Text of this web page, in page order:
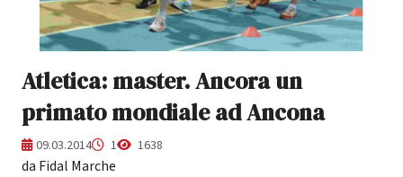
Atletica: master. Ancora un
primato mondiale ad Ancona
09.03.2014 1 1638
da Fidal Marche